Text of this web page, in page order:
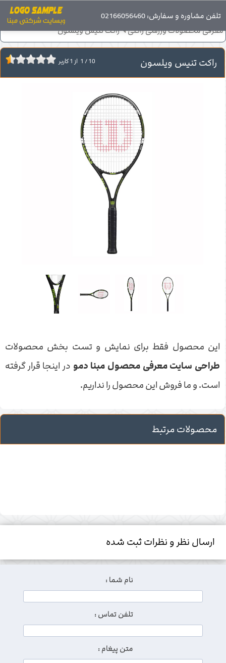
صفحه اصلی محصولات
معرفی محصولات دسته 2
معرفی محصولات ورزشی راکتی
راکت تنیس ویلسون
راکت تنیس ویلسون 1 /10 از 1کاربر
این محصول فقط برای نمایش و تست بخش محصولات
طراحی سایت معرفی محصول مبنا دمو در اینجا قرار گرفته
است. و ما فروش این محصول را نداریم.
محصولات مرتبط
ارسال نظر و نظرات ثبت شده
نام شما :
تلفن تماس :
متن پیغام :
تلفن مشاوره و سفارش: 02166056460